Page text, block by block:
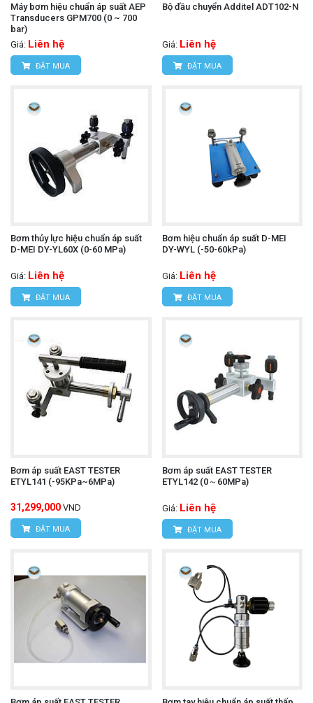
Máy bơm hiệu chuẩn áp suất AEP
Transducers GPM700 (0 ~ 700
bar)
Giá: Liên hệ
ĐẶT MUA
Bộ đầu chuyển Additel ADT102-N
Giá: Liên hệ
ĐẶT MUA
Bơm thủy lực hiệu chuẩn áp suất
D-MEI DY-YL60X (0-60 MPa)
Giá: Liên hệ
ĐẶT MUA
Bơm hiệu chuẩn áp suất D-MEI
DY-WYL (-50-60kPa)
Giá: Liên hệ
ĐẶT MUA
Bơm áp suất EAST TESTER
ETYL141 (-95KPa~6MPa)
31,299,000 VND
ĐẶT MUA
Bơm áp suất EAST TESTER
ETYL142 (0～60MPa)
Giá: Liên hệ
ĐẶT MUA